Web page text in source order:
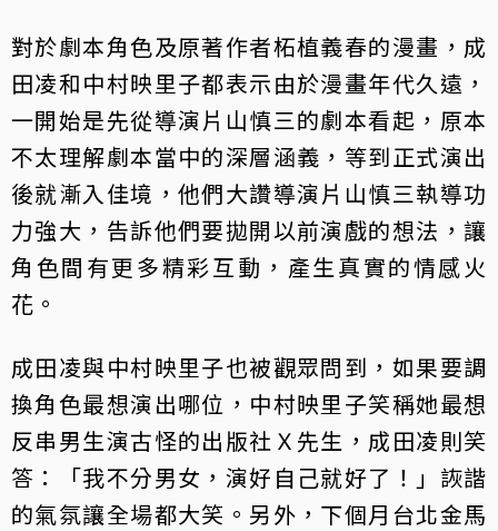
對於劇本角色及原著作者柘植義春的漫畫，成
田凌和中村映里子都表示由於漫畫年代久遠，
一開始是先從導演片山慎三的劇本看起，原本
不太理解劇本當中的深層涵義，等到正式演出
後就漸入佳境，他們大讚導演片山慎三執導功
力強大，告訴他們要拋開以前演戲的想法，讓
角色間有更多精彩互動，產生真實的情感火
花。
成田凌與中村映里子也被觀眾問到，如果要調
換角色最想演出哪位，中村映里子笑稱她最想
反串男生演古怪的出版社Ｘ先生，成田凌則笑
答：「我不分男女，演好自己就好了！」詼諧
的氣氛讓全場都大笑。另外，下個月台北金馬